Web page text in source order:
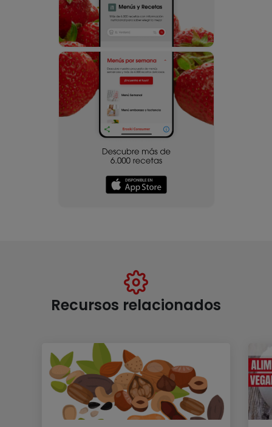
Recursos relacionados